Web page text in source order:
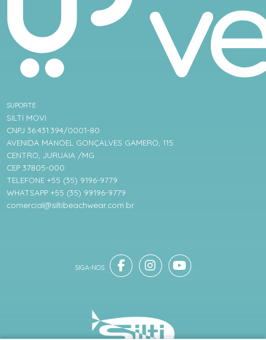
SUPORTE
SILTI MOVI
CNPJ 36.431.394/0001-80
AVENIDA MANOEL GONÇALVES GAMERO, 115
CENTRO, JURUAIA /MG
CEP 37805-000
TELEFONE +55 (35) 9196-9779
WHATSAPP +55 (35) 99196-9779
comercial@siltibeachwear.com.br